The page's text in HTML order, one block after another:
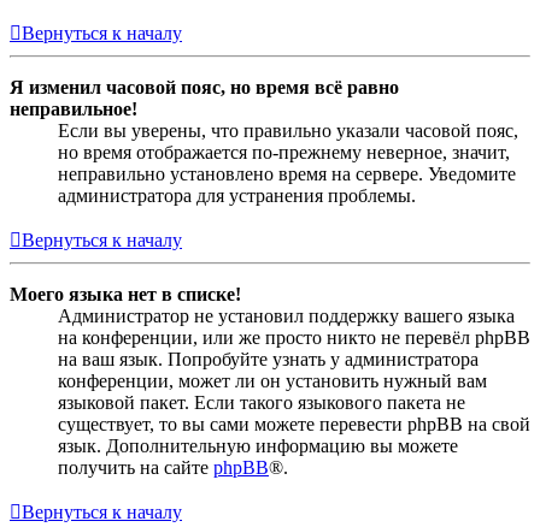
Вернуться к началу
Я изменил часовой пояс, но время всё равно
неправильное!
Если вы уверены, что правильно указали часовой пояс,
но время отображается по-прежнему неверное, значит,
неправильно установлено время на сервере. Уведомите
администратора для устранения проблемы.
Вернуться к началу
Моего языка нет в списке!
Администратор не установил поддержку вашего языка
на конференции, или же просто никто не перевёл phpBB
на ваш язык. Попробуйте узнать у администратора
конференции, может ли он установить нужный вам
языковой пакет. Если такого языкового пакета не
существует, то вы сами можете перевести phpBB на свой
язык. Дополнительную информацию вы можете
получить на сайте phpBB®.
Вернуться к началу